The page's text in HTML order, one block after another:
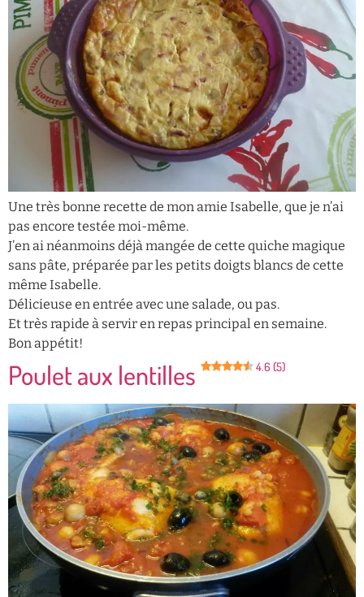
Une très bonne recette de mon amie Isabelle, que je n’ai
pas encore testée moi-même.
J’en ai néanmoins déjà mangée de cette quiche magique
sans pâte, préparée par les petits doigts blancs de cette
même Isabelle.
Délicieuse en entrée avec une salade, ou pas.
Et très rapide à servir en repas principal en semaine.
Bon appétit!
Poulet aux lentilles 4.6 (5)